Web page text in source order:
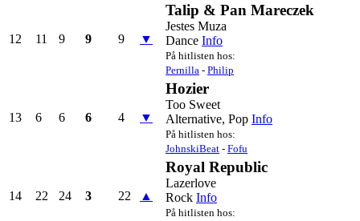
12 11 9 9 9 ▼
Talip & Pan Mareczek
Jestes Muza
Dance Info
På hitlisten hos:
Pernilla - Philip
13 6 6 6 4 ▼
Hozier
Too Sweet
Alternative, Pop Info
På hitlisten hos:
JohnskiBeat - Fofu
14 22 24 3 22 ▲
Royal Republic
Lazerlove
Rock Info
På hitlisten hos: